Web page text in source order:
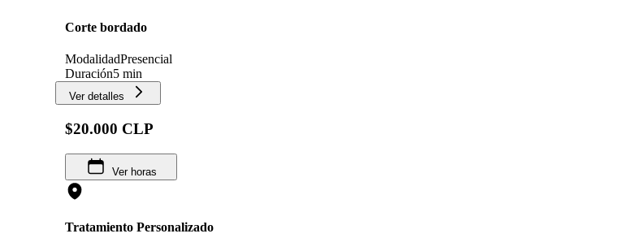
Corte bordado
ModalidadPresencial
Duración5 min
Ver detalles
$20.000 CLP
Ver horas
Tratamiento Personalizado